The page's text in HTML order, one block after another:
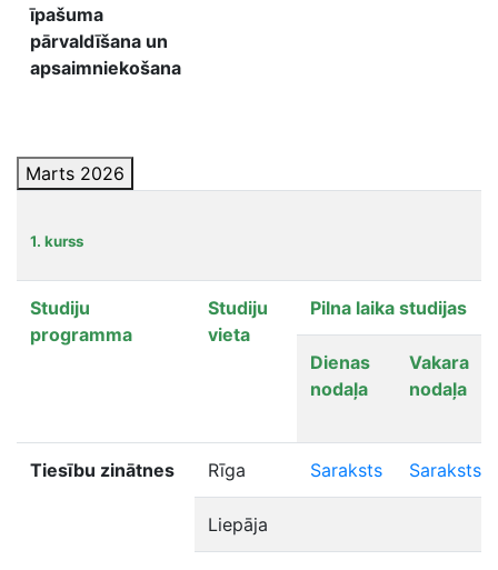
īpašuma
pārvaldīšana un
apsaimniekošana
Marts 2026
1. kurss
Studiju
programma
Studiju
vieta
Pilna laika studijas
Dienas
nodaļa
Vakara
nodaļa
Tiesību zinātnes Rīga Saraksts Saraksts
Liepāja